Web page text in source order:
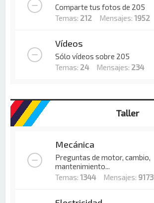
Comparte tus fotos de 205
Temas: 212 Mensajes:1952
Vídeos
Sólo vídeos sobre 205
Temas: 24Mensajes: 234
Taller
Mecánica
Preguntas de motor, cambio,
mantenimiento...
Temas:1344Mensajes: 9173